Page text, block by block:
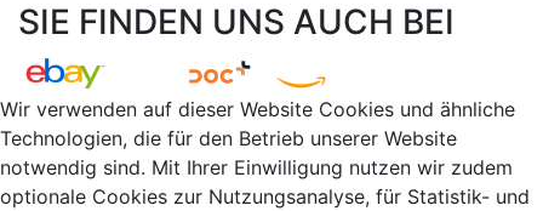
SIE FINDEN UNS AUCH BEI
Wir verwenden auf dieser Website Cookies und ähnliche
Technologien, die für den Betrieb unserer Website
notwendig sind. Mit Ihrer Einwilligung nutzen wir zudem
optionale Cookies zur Nutzungsanalyse, für Statistik- und